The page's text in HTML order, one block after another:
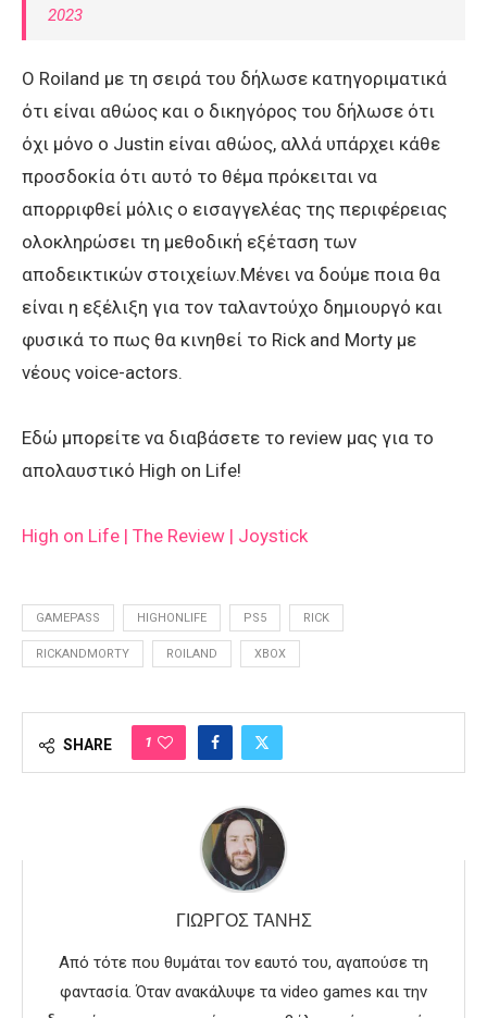
2023
Ο Roiland με τη σειρά του δήλωσε κατηγοριματικά
ότι είναι αθώος και ο δικηγόρος του δήλωσε ότι
όχι μόνο ο Justin είναι αθώος, αλλά υπάρχει κάθε
προσδοκία ότι αυτό το θέμα πρόκειται να
απορριφθεί μόλις ο εισαγγελέας της περιφέρειας
ολοκληρώσει τη μεθοδική εξέταση των
αποδεικτικών στοιχείων.Μένει να δούμε ποια θα
είναι η εξέλιξη για τον ταλαντούχο δημιουργό και
φυσικά το πως θα κινηθεί το Rick and Morty με
νέους voice-actors.
Εδώ μπορείτε να διαβάσετε το review μας για το
απολαυστικό High on Life!
High on Life | The Review | Joystick
GAMEPASS HIGHONLIFE PS5 RICK
RICKANDMORTY ROILAND XBOX
SHARE 1
ΓΙΏΡΓΟΣ ΤΑΝΉΣ
Από τότε που θυμάται τον εαυτό του, αγαπούσε τη
φαντασία. Όταν ανακάλυψε τα video games και την